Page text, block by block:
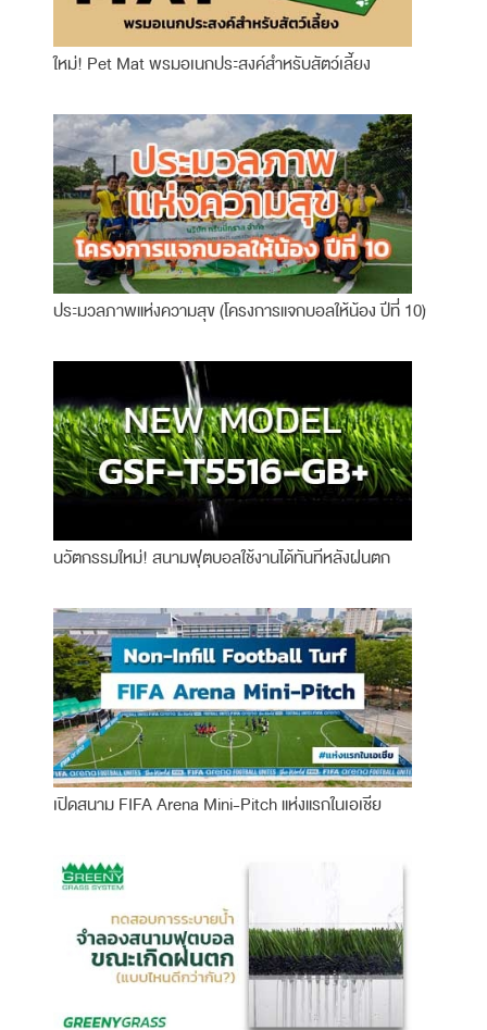
ใหม่! Pet Mat พรมอเนกประสงค์สำหรับสัตว์เลี้ยง
ประมวลภาพแห่งความสุข (โครงการแจกบอลให้น้อง ปีที่ 10)
นวัตกรรมใหม่! สนามฟุตบอลใช้งานได้ทันทีหลังฝนตก
เปิดสนาม FIFA Arena Mini-Pitch แห่งแรกในเอเชีย